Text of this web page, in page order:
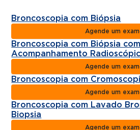
Broncoscopia com Biópsia
Agende um
Broncoscopia com Biópsia com
Acompanhamento
Agende um
Broncoscopia com
Agende um
Broncoscopia com Lavado
Biopsia
Agende um